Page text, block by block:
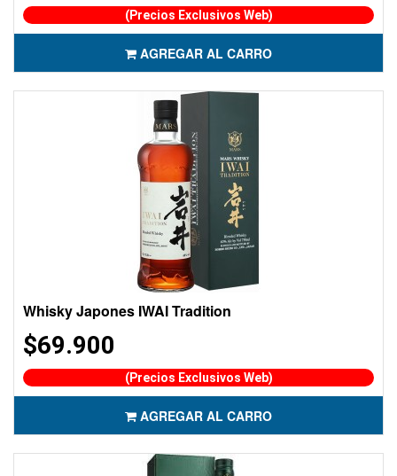
(Precios Exclusivos Web)
AGREGAR AL CARRO
Whisky Japones IWAI Tradition
$69.900
(Precios Exclusivos Web)
AGREGAR AL CARRO